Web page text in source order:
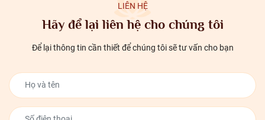
LIÊN HỆ
Hãy để lại liên hệ cho chúng tôi
Để lại thông tin cần thiết để chúng tôi sẽ tư vấn cho bạn